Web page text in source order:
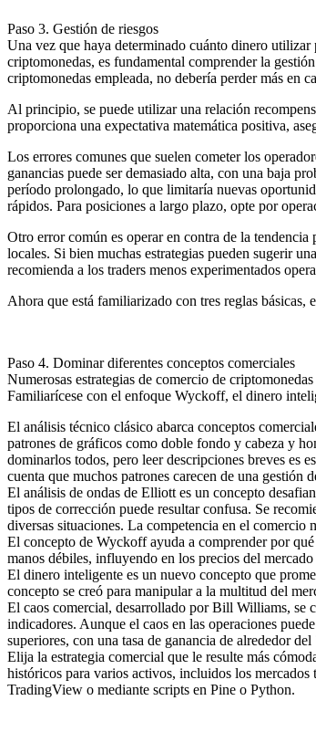
Paso 3. Gestión de riesgos
Una vez que haya determinado cuánto dinero utilizar
criptomonedas, es fundamental comprender la
criptomonedas empleada, no debería perder más en
Al principio, se puede utilizar una relación
proporciona una expectativa matemática positiva,
Los errores comunes que suelen cometer los
ganancias puede ser demasiado alta, con una baja
período prolongado, lo que limitaría nuevas
rápidos. Para posiciones a largo plazo, opte por
Otro error común es operar en contra de la
locales. Si bien muchas estrategias pueden sugerir
recomienda a los traders menos experimentados
Ahora que está familiarizado con tres reglas básicas,
Paso 4. Dominar diferentes conceptos comerciales
Numerosas estrategias de comercio de
Familiarícese con el enfoque Wyckoff, el dinero
El análisis técnico clásico abarca conceptos
patrones de gráficos como doble fondo y cabeza y
dominarlos todos, pero leer descripciones breves es
cuenta que muchos patrones carecen de una gestión
El análisis de ondas de Elliott es un concepto
tipos de corrección puede resultar confusa. Se
diversas situaciones. La competencia en el comercio
El concepto de Wyckoff ayuda a comprender por
manos débiles, influyendo en los precios del
El dinero inteligente es un nuevo concepto que
concepto se creó para manipular a la multitud del
El caos comercial, desarrollado por Bill Williams, se
indicadores. Aunque el caos en las operaciones
superiores, con una tasa de ganancia de alrededor
Elija la estrategia comercial que le resulte más
históricos para varios activos, incluidos los
TradingView o mediante scripts en Pine o Python.